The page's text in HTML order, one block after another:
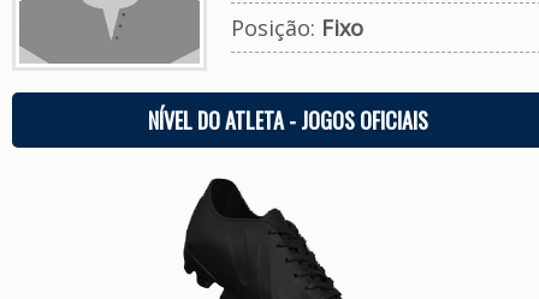
Posição: Fixo
NÍVEL DO ATLETA - JOGOS OFICIAIS